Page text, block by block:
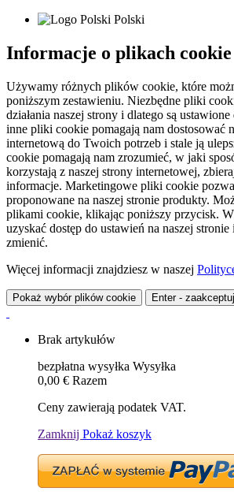
Polski
Informacje o plikach cookie
Używamy różnych plików cookie, które
poniższym zestawieniu. Niezbędne pliki
działania naszej strony i dlatego są
inne pliki cookie pomagają nam dostosować
internetową do Twoich potrzeb i stale ją
cookie pomagają nam zrozumieć, w jaki
korzystają z naszej strony internetowej,
informacje. Marketingowe pliki cookie
proponowane na naszej stronie produkty.
plikami cookie, klikając poniższy przycisk.
uzyskać dostęp do ustawień na naszej
zmienić.
Więcej informacji znajdziesz w naszej
Pokaż wybór plików cookie Enter -
Brak artykułów
bezpłatna wysyłka Wysyłka
0,00 € Razem
Ceny zawierają podatek VAT.
Zamknij Pokaż koszyk